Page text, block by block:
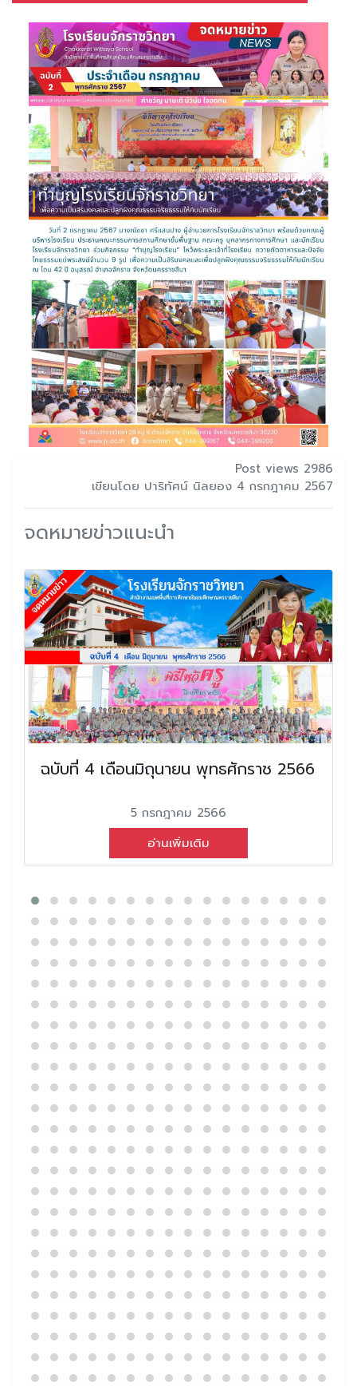
Post views 2986
เขียนโดย ปาริทัศน์ นิลยอง 4 กรกฎาคม 2567
จดหมายข่าวแนะนำ
ฉบับที่ 4 เดือนมิถุนายน พุทธศักราช 2566
5 กรกฎาคม 2566
อ่านเพิ่มเติม